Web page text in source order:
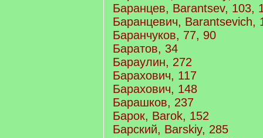
Баранцев, Barantsev, 103,
Баранцевич, Barantsevich,
Баранчуков, 77, 90
Баратов, 34
Бараулин, 272
Барахович, 117
Барахович, 148
Барашков, 237
Барок, Barok, 152
Барский, Barskiy, 285